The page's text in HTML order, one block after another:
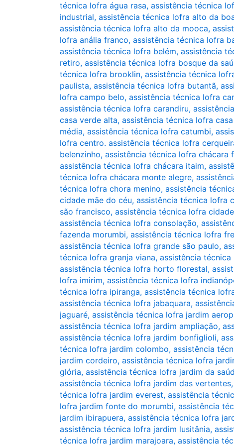
técnica lofra água rasa, assistência técnica
industrial, assistência técnica lofra alto da
assistência técnica lofra alto da mooca,
lofra anália franco, assistência técnica lofra
assistência técnica lofra belém, assistência
retiro, assistência técnica lofra bosque da
técnica lofra brooklin, assistência técnica
paulista, assistência técnica lofra butantã,
lofra campo belo, assistência técnica lofra
assistência técnica lofra carandiru,
casa verde alta, assistência técnica lofra
média, assistência técnica lofra catumbi,
lofra centro. assistência técnica lofra
belenzinho, assistência técnica lofra chácara
assistência técnica lofra chácara itaim,
técnica lofra chácara monte alegre,
técnica lofra chora menino, assistência
cidade mãe do céu, assistência técnica lofra
são francisco, assistência técnica lofra
assistência técnica lofra consolação,
fazenda morumbi, assistência técnica lofra
assistência técnica lofra grande são paulo,
técnica lofra granja viana, assistência
assistência técnica lofra horto florestal,
lofra imirim, assistência técnica lofra
técnica lofra ipiranga, assistência técnica
assistência técnica lofra jabaquara,
jaguaré, assistência técnica lofra jardim
assistência técnica lofra jardim ampliação,
assistência técnica lofra jardim bonfiglioli,
técnica lofra jardim colombo, assistência
jardim cordeiro, assistência técnica lofra
glória, assistência técnica lofra jardim da
assistência técnica lofra jardim das vertentes,
técnica lofra jardim everest, assistência
lofra jardim fonte do morumbi, assistência
jardim ibirapuera, assistência técnica lofra
assistência técnica lofra jardim lusitânia,
técnica lofra jardim marajoara, assistência